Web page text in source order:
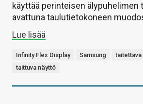
käyttää perinteisen älypuhelimen
avattuna taulutietokoneen
Lue lisää
Infinity Flex Display Samsung
taittuva näyttö